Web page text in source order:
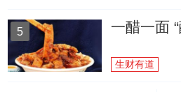
5 一醋一面
生财有道